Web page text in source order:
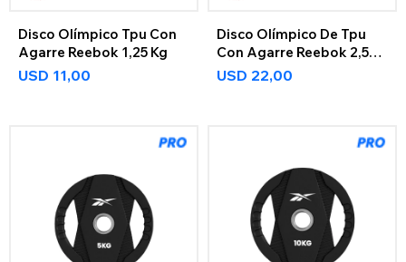
Disco Olímpico Tpu Con
Agarre Reebok 1,25 Kg
USD 11,00
Disco Olímpico De Tpu
Con Agarre Reebok 2,5
Kg
USD 22,00